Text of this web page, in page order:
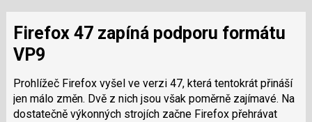
Firefox 47 zapíná podporu formátu
VP9
Prohlížeč Firefox vyšel ve verzi 47, která tentokrát přináší
jen málo změn. Dvě z nich jsou však poměrně zajímavé. Na
dostatečně výkonných strojích začne Firefox přehrávat